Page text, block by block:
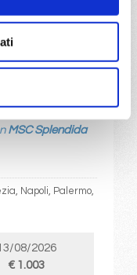
MSC Splendida
Napoli, Palermo,
08/2026
€ 1.003